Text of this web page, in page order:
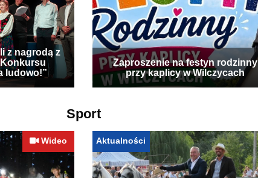
z nagrodą z
ludowo!”
Zaproszenie na festyn rodzinny
przy kaplicy w Wilczycach
Sport
Wideo Aktualności